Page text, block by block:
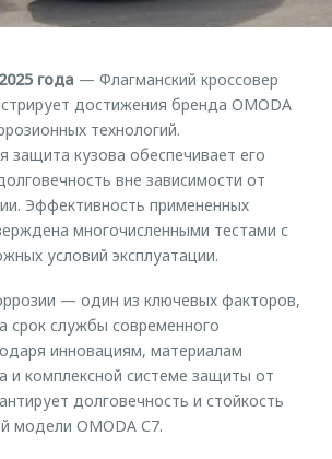
года — Флагманский кроссовер
достижения бренда OMODA
технологий.
защита кузова обеспечивает его
вне зависимости от
Эффективность примененных
многочисленными тестами с
условий эксплуатации.
— один из ключевых факторов,
срок службы современного
инновациям, материалам
и комплексной системе защиты от
долговечность и стойкость
модели OMODA С7.